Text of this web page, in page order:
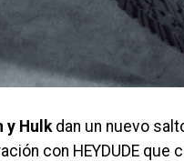
y Hulkdan un nuevo
con HEYDUDE